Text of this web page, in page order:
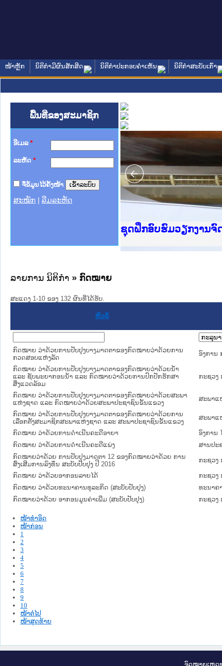
ໜ້າຫຼັກ ນິຕິກໍາມີຜົນສັກສິດ ນິຕິກໍາປະກອບຄໍາເຫັນ ນິຕິກໍາສະບັບເກົ່າ
ພື້ນທີ່ຂອງສະມາຊິກ
ອີເມລ *
ລະຫັດ *
ຈື່ຂໍ້ມູນໄວ້ຄັ້ງໜ້າ
ສະໝັກ ລືມລະຫັດ
Ministry of Justice
ເຜີຍແຜ່ວັບໄຊຈົດໝາຍເ
ກະຊວງຍຸຕິທຳ
ຊຸດຝຶກອົບຮົມວຽກງານຈົ
ກອງປະຊຸມທົບທວນຄືນກ
ຝຶກອົບຮົມ ຜູ່ປະສານງາ
ຝຶກອົບຮົມ ຜູ່ປະສານງາ
ເຜີຍແຜ່ແອັບກົດໝາຍລາ
ເຜີຍແຜ່ແອັບກົດໝາຍລາ
ຍົກລະດັບວຽກງານຈົດໝ
ຊຸດຝຶກອົບຮົມວຽກງານຈົ
ລາຍການ ນິຕິກໍາ » ກົດໝາຍ
ສະແດງ 1-10 ຂອງ 132 ຜົນທີ່ໄດ້ຮັບ.
ຫົວຂໍ້
ກົດໝາຍ ວ່າດ້ວຍການປັບປຸງບາງມາດຕາຂອງກົດໝາຍວ່າດ້ວຍການ
ກວດສອບແຫ່ງລັດ
ອົງການ
ກົດໝາຍ ວ່າດ້ວຍການປັບປຸງບາງມາດຕາຂອງກົດໝາຍວ່າດ້ວຍນໍ້າ
ແລະ ຊັບພະຍາກອນນໍ້າ ແລະ ກົດໝາຍວ່າດ້ວຍການປົກປັກຮັກສາ
ສິ່ງແວດລ້ອມ
ກະຊວງ
ກົດໝາຍ ວ່າດ້ວຍການປັບປຸງບາງມາດຕາຂອງກົດໝາຍວ່າດ້ວຍສະພາ
ແຫ່ງຊາດ ແລະ ກົດໝາຍວ່າດ້ວຍສະພາປະຊາຊົນຂັ້ນແຂວງ
ສະພາແ
ກົດໝາຍ ວ່າດ້ວຍການປັບປຸງບາງມາດຕາຂອງກົດໝາຍວ່າດ້ວຍການ
ເລືອກຕັ້ງສະມາຊິກສະພາແຫ່ງຊາດ ແລະ ສະພາປະຊາຊົນຂັ້ນແຂວງ
ສະພາແ
ກົດໝາຍ ວ່າດ້ວຍການດໍາເນີນຄະດີອາຍາ
ອົງການ
ກົດໝາຍ ວ່າດ້ວຍການດໍາເນີນຄະດີແພ່ງ
ສານປະ
ກົດໝາຍວ່າດ້ວຍ ການປັບປຸງມາດຕາ 12 ຂອງກົດໝາຍວ່າດ້ວຍ ການ
ສົ່ງເສີມການລົງທຶນ ສະບັບປັບປຸງ ປີ 2016
ກະຊວງ
ກົດໝາຍ ວ່າດ້ວຍອາກອນລາຍໄດ້
ກະຊວງ
ກົດໝາຍ ວ່າດ້ວຍທະນາຄານທຸລະກິດ (ສະບັບປັບປຸງ)
ທະນາຄ
ກົດໝາຍວ່າດ້ວຍ ອາກອນມູນຄ່າເພີ່ມ (ສະບັບປັບປຸງ)
ກະຊວງ
ໜ້າທໍາອິດ
ໜ້າກ່ອນ
1
2
3
4
5
6
7
8
9
10
ໜ້າຕໍ່ໄປ
ໜ້າສຸດທ້າຍ
ຈົດ​ໝາຍ​ເຫດ​